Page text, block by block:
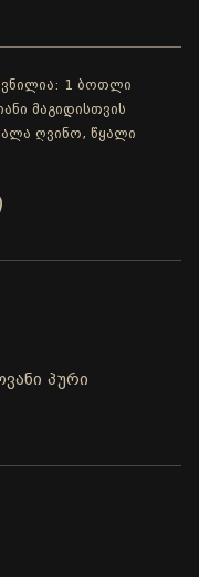
1 ბოთლი
მაგიდისთვის
ღვინო, წყალი
პური